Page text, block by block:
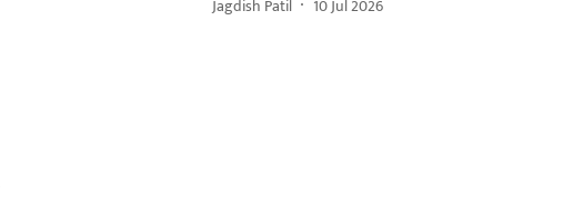
Jagdish Patil 10 Jul 2026